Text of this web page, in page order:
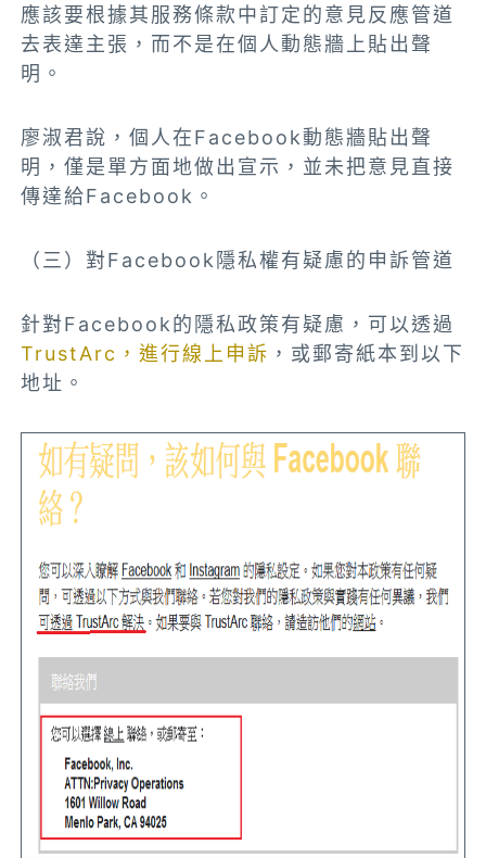
應該要根據其服務條款中訂定的意見反應管道
去表達主張，而不是在個人動態牆上貼出聲
明。
廖淑君說，個人在Facebook動態牆貼出聲
明，僅是單方面地做出宣示，並未把意見直接
傳達給Facebook。
（三）對Facebook隱私權有疑慮的申訴管道
針對Facebook的隱私政策有疑慮，可以透過
TrustArc，進行線上申訴 ，或郵寄紙本到以下
地址。